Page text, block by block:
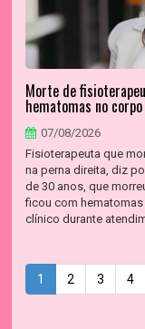
Morte de
hematomas no
07/08/2026
Fisioterapeuta que
na perna direita, diz
de 30 anos, que
ficou com
clínico durante
1 2 3 4